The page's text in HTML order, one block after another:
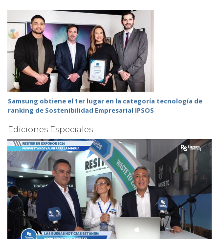
Samsung obtiene el 1er lugar en la categoría tecnología de
ranking de Sostenibilidad Empresarial IPSOS
Ediciones Especiales